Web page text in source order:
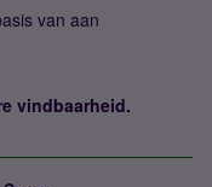
van aan
vindbaarheid.